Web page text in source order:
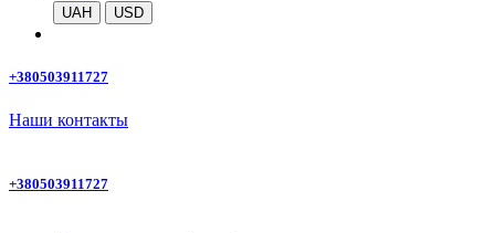
UAH USD
+380503911727
Наши контакты
+380503911727